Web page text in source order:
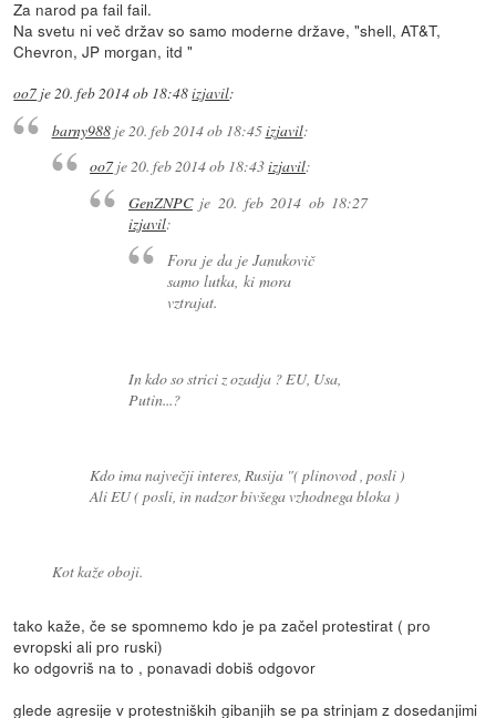
Za narod pa fail fail.
Na svetu ni več držav so samo moderne države, "shell, AT&T,
Chevron, JP morgan, itd "
oo7 je20. feb 2014 ob 18:48izjavil:
barny988je 20. feb 2014 ob 18:45izjavil:
oo7je20. feb 2014 ob 18:43izjavil:
GenZNPCje 20. feb 2014 ob 18:27
izjavil:
Fora je da je Janukovič
samo lutka, ki mora
vztrajat.
In kdo so strici z ozadja ? EU, Usa,
Putin...?
Kdo ima največji interes, Rusija "( plinovod , posli )
Ali EU ( posli, in nadzor bivšega vzhodnega bloka )
Kot kaže oboji.
tako kaže, če se spomnemo kdo je pa začel protestirat ( pro
evropski ali pro ruski)
ko odgovriš na to , ponavadi dobiš odgovor
glede agresije v protestniških gibanjih se pa strinjam z dosedanjimi